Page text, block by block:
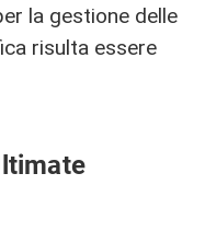
la gestione delle
risulta essere